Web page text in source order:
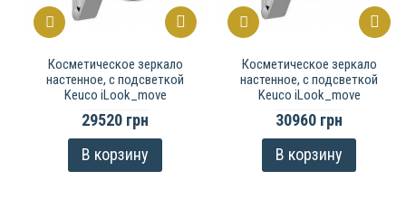
Косметическое зеркало
настенное, c подсветкой
Keuco iLook_move
29520 грн
В корзину
Косметическое зеркало
настенное, c подсветкой
Keuco iLook_move
30960 грн
В корзину